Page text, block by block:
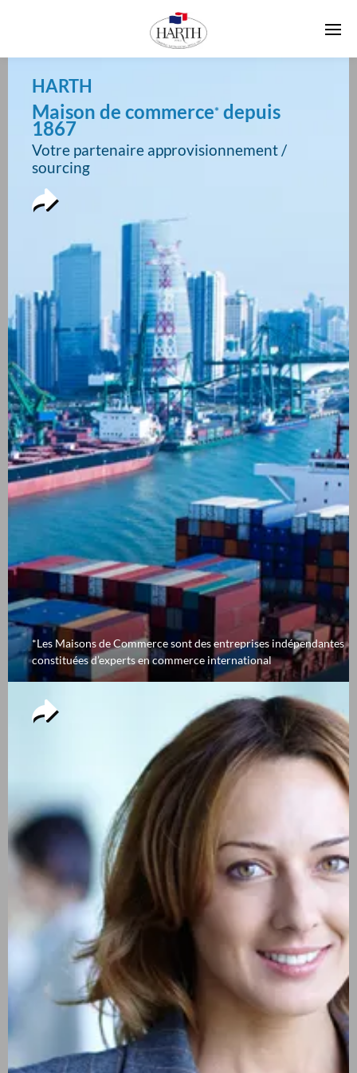
HARTH
Maison de commerce* depuis
1867
Votre partenaire approvisionnement /
sourcing
*Les Maisons de Commerce sont des entreprises indépendantes
constituées d’experts en commerce international
UN RÉSEAU DE QUALITÉ
CONTINENTS